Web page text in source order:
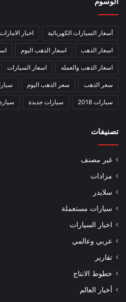
أسعار السيارات الكهربائية اخبار الامارات
اسعار الذهب اسعار الذهب اليوم
اسعار الذهب والعمله اسعار السيارات
سعر الذهب سعر الذهب اليوم
سيارات 2018 سيارات جديدة
تصنيفات
غير مصنف
مزادات
سلايدر
سيارات مستعملة
اخبار السيارات
عربي وعالمي
تقارير
خطوط الانتاج
أخبار العالم